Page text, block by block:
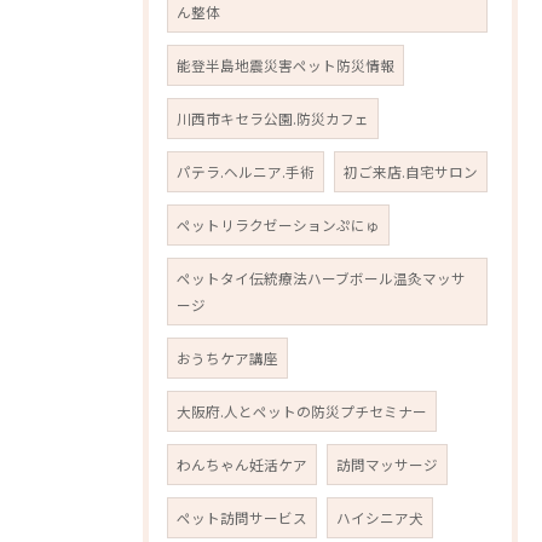
ん整体
能登半島地震災害ペット防災情報
川西市キセラ公園.防災カフェ
パテラ.ヘルニア.手術 初ご来店.自宅サロン
ペットリラクゼーションぷにゅ
ペットタイ伝統療法ハーブボール温灸マッサ
ージ
おうちケア講座
大阪府.人とペットの防災プチセミナー
わんちゃん妊活ケア 訪問マッサージ
ペット訪問サービス ハイシニア犬